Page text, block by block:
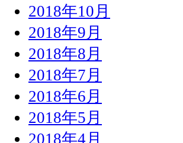
2018年10月
2018年9月
2018年8月
2018年7月
2018年6月
2018年5月
2018年4月